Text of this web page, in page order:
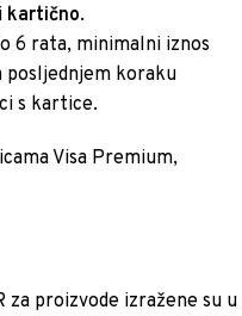
kartično.
6 rata, minimalni iznos
posljednjem koraku
s kartice.
Visa Premium,
za proizvode izražene su u